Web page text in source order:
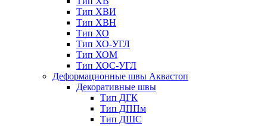
Тип ХВИ
Тип ХВН
Тип ХО
Тип ХО-УГЛ
Тип ХОМ
Тип ХОС-УГЛ
Деформационные швы Аквастоп
Декоративные швы
Тип ДГК
Тип ДППм
Тип ДШС